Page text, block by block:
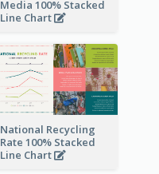
Media 100% Stacked
Line Chart
National Recycling
Rate 100% Stacked
Line Chart